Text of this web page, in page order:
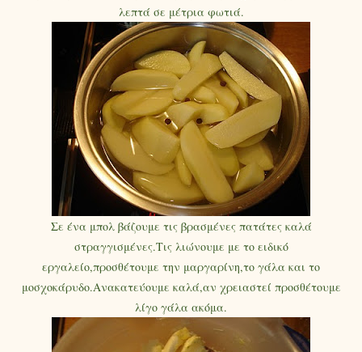
λεπτά σε μέτρια φωτιά.
Σε ένα μπολ βάζουμε τις βρασμένες πατάτες καλά
στραγγισμένες.Τις λιώνουμε με το ειδικό
εργαλείο,προσθέτουμε την μαργαρίνη,το γάλα και το
μοσχοκάρυδο.Ανακατεύουμε καλά,αν χρειαστεί προσθέτουμε
λίγο γάλα ακόμα.